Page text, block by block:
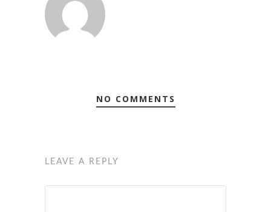
NO COMMENTS
LEAVE A REPLY